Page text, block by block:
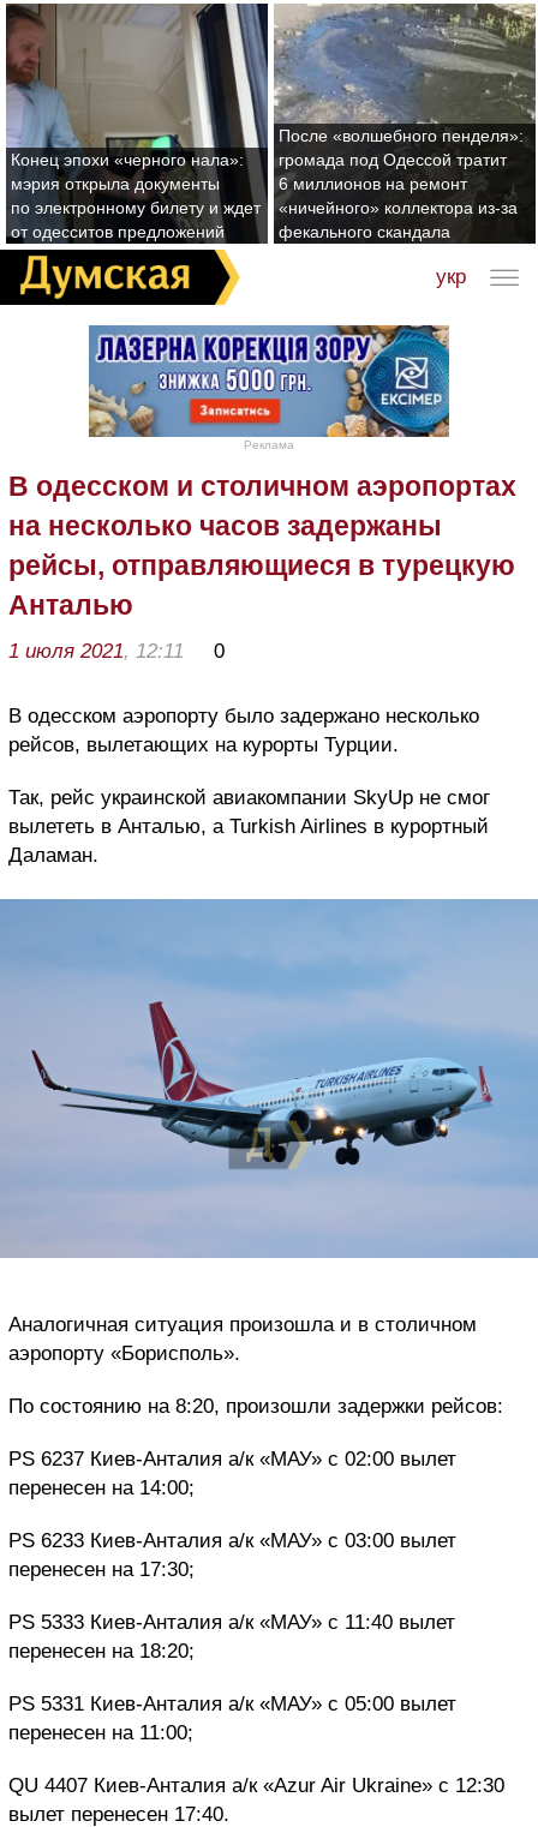
Конец эпохи «черного нала»:
мэрия открыла документы
по электронному билету и ждет
от одесситов предложений
После «волшебного пенделя»:
громада под Одессой тратит
6 миллионов на ремонт
«ничейного» коллектора из-за
фекального скандала
укр
Реклама
В одесском и столичном аэропортах
на несколько часов задержаны
рейсы, отправляющиеся в турецкую
Анталью
1 июля 2021, 12:11 0
В одесском аэропорту было задержано несколько
рейсов, вылетающих на курорты Турции.
Так, рейс украинской авиакомпании SkyUp не смог
вылететь в Анталью, а Turkish Airlines в курортный
Даламан.
Аналогичная ситуация произошла и в столичном
аэропорту «Борисполь».
По состоянию на 8:20, произошли задержки рейсов:
PS 6237 Киев-Анталия а/к «МАУ» с 02:00 вылет
перенесен на 14:00;
PS 6233 Киев-Анталия а/к «МАУ» с 03:00 вылет
перенесен на 17:30;
PS 5333 Киев-Анталия а/к «МАУ» с 11:40 вылет
перенесен на 18:20;
PS 5331 Киев-Анталия а/к «МАУ» с 05:00 вылет
перенесен на 11:00;
QU 4407 Киев-Анталия а/к «Azur Air Ukraine» с 12:30
вылет перенесен 17:40.